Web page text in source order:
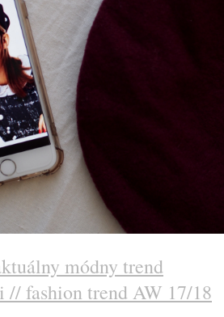
módny trend
// fashion trend AW 17/18